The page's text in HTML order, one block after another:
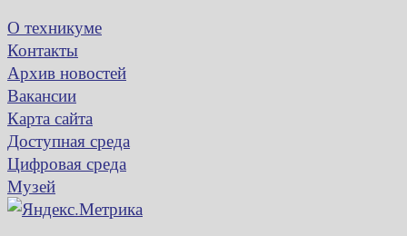
О техникуме
Контакты
Архив новостей
Вакансии
Карта сайта
Доступная среда
Цифровая среда
Музей